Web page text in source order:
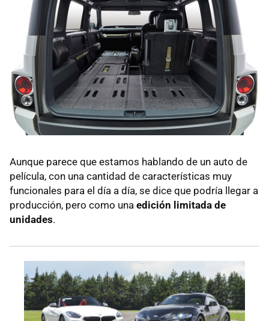
Aunque parece que estamos hablando de un auto de
película, con una cantidad de características muy
funcionales para el día a día, se dice que podría llegar a
producción, pero como una edición limitada de
unidades.